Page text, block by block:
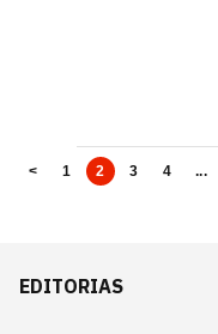
< 1 2 3 4 ...
EDITORIAS